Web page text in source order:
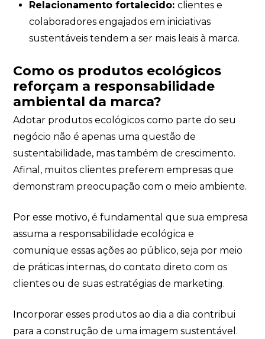
Relacionamento fortalecido: clientes e
colaboradores engajados em iniciativas
sustentáveis tendem a ser mais leais à marca.
Como os produtos ecológicos
reforçam a responsabilidade
ambiental da marca?
Adotar produtos ecológicos como parte do seu
negócio não é apenas uma questão de
sustentabilidade, mas também de crescimento.
Afinal, muitos clientes preferem empresas que
demonstram preocupação com o meio ambiente.
Por esse motivo, é fundamental que sua empresa
assuma a responsabilidade ecológica e
comunique essas ações ao público, seja por meio
de práticas internas, do contato direto com os
clientes ou de suas estratégias de marketing.
Incorporar esses produtos ao dia a dia contribui
para a construção de uma imagem sustentável.